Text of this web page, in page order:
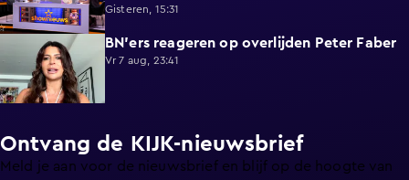
Gisteren, 15:31
BN'ers reageren op overlijden Peter Faber
Vr 7 aug, 23:41
Ontvang de KIJK-nieuwsbrief
Meld je aan voor de nieuwsbrief en blijf op de hoogte van